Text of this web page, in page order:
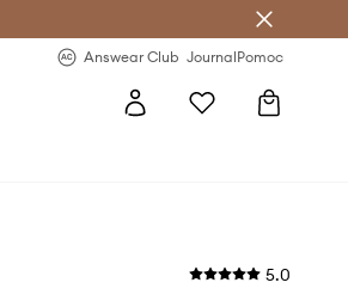
Answear Club JournalPomoc
5.0